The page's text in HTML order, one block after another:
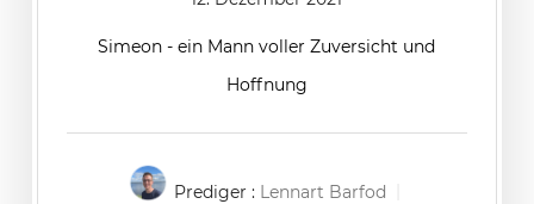
Simeon - ein Mann voller Zuversicht und
Hoffnung
Prediger : Lennart Barfod